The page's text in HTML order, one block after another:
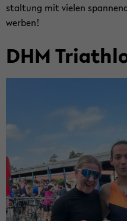
stal­tung mit vie­len
wer­ben!
DHM